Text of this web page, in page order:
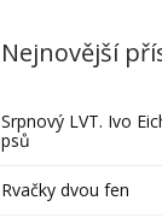
Nejnovější
Srpnový LVT. Ivo
psů
Rvačky dvou fen